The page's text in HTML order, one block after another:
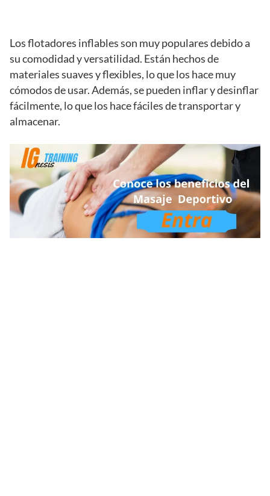
Los flotadores inflables son muy populares debido a
su comodidad y versatilidad. Están hechos de
materiales suaves y flexibles, lo que los hace muy
cómodos de usar. Además, se pueden inflar y desinflar
fácilmente, lo que los hace fáciles de transportar y
almacenar.